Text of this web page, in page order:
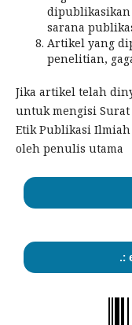
sarana
Artikel yang
penelitian,
Jika artikel telah
untuk mengisi Surat
Etik Publikasi
oleh penulis utama
.: